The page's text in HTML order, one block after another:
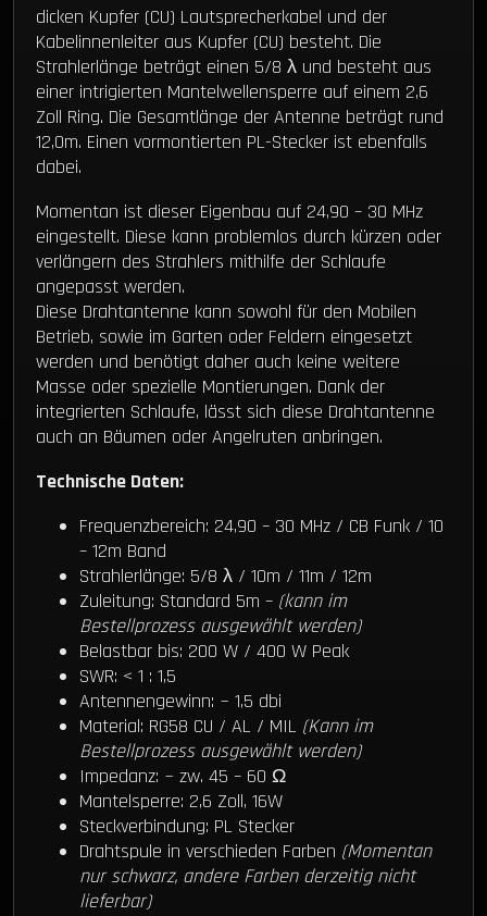
dicken Kupfer (CU) Lautsprecherkabel und der
Kabelinnenleiter aus Kupfer (CU) besteht. Die
Strahlerlänge beträgt einen 5/8 λ und besteht aus
einer intrigierten Mantelwellensperre auf einem 2,6
Zoll Ring. Die Gesamtlänge der Antenne beträgt rund
12,0m. Einen vormontierten PL-Stecker ist ebenfalls
dabei.
Momentan ist dieser Eigenbau auf 24,90 – 30 MHz
eingestellt. Diese kann problemlos durch kürzen oder
verlängern des Strahlers mithilfe der Schlaufe
angepasst werden.
Diese Drahtantenne kann sowohl für den Mobilen
Betrieb, sowie im Garten oder Feldern eingesetzt
werden und benötigt daher auch keine weitere
Masse oder spezielle Montierungen. Dank der
integrierten Schlaufe, lässt sich diese Drahtantenne
auch an Bäumen oder Angelruten anbringen.
Technische Daten:
Frequenzbereich: 24,90 – 30 MHz / CB Funk / 10
– 12m Band
Strahlerlänge: 5/8 λ / 10m / 11m / 12m
Zuleitung: Standard 5m – (kann im
Bestellprozess ausgewählt werden)
Belastbar bis: 200 W / 400 W Peak
SWR: < 1 : 1,5
Antennengewinn: ~ 1,5 dbi
Material: RG58 CU / AL / MIL (Kann im
Bestellprozess ausgewählt werden)
Impedanz: ~ zw. 45 – 60 Ω
Mantelsperre: 2,6 Zoll, 16W
Steckverbindung: PL Stecker
Drahtspule in verschieden Farben (Momentan
nur schwarz, andere Farben derzeitig nicht
lieferbar)